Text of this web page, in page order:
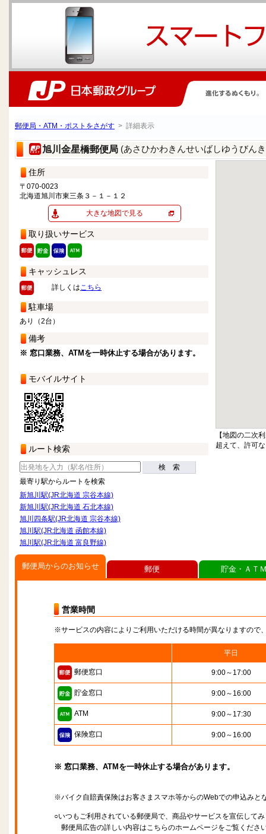
郵便局・ATM・ポストをさがす > 詳細表示
旭川金星橋郵便局 (あさひかわきんせいばしゆうびん
住所
〒070-0023
北海道旭川市東三条３－１－１２
大きな地図で見る
取り扱いサービス
キャッシュレス
詳しくはこちら
駐車場
あり（2台）
備考
※ 窓口業務、ATMを一時休止する場合があります。
モバイルサイト
ルート検索
検 索
最寄り駅からルートを検索
新旭川駅(JR北海道 宗谷本線)
新旭川駅(JR北海道 石北本線)
旭川四条駅(JR北海道 宗谷本線)
旭川駅(JR北海道 函館本線)
旭川駅(JR北海道 富良野線)
【地図の二次
超えて、許可
郵便局からのお知らせ
営業時間
※サービスの内容によりご利用いただける時間が異なりますので
平日
郵便窓口 9:00～17:00
貯金窓口 9:00～16:00
ATM 9:00～17:30
保険窓口 9:00～16:00
※ 窓口業務、ATMを一時休止する場合があります。
※バイク自賠責保険はお客さまスマホ等からのWebでの申込みと
○いつもご利用されている郵便局で、商品やサービスを宣伝して
郵便局広告の詳しい内容はこちらのホームページをご覧くださ
郵便 貯金・ＡＴ